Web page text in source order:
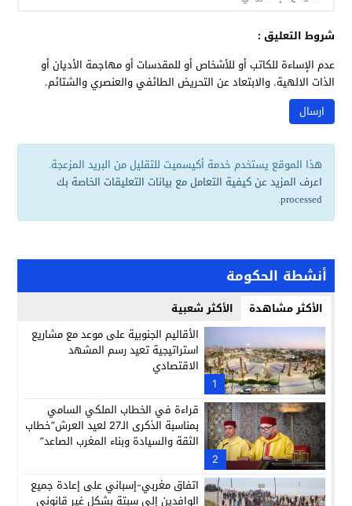
شروط التعليق :
عدم الإساءة للكاتب أو للأشخاص أو للمقدسات أو مهاجمة الأديان أو
الذات الالهية. والابتعاد عن التحريض الطائفي والعنصري والشتائم.
هذا الموقع يستخدم خدمة أكيسميت للتقليل من البريد المزعجة.
اعرف المزيد عن كيفية التعامل مع بيانات التعليقات الخاصة بك
processed
.
أنشطة الحكومة
الأكثر مشاهدة الأكثر شعبية
1
الأقاليم الجنوبية على موعد مع مشاريع
استراتيجية تعيد رسم المشهد
الاقتصادي
2
قراءة في الخطاب الملكي السامي
بمناسبة الذكرى الـ27 لعيد العرش”خطاب
الثقة والسيادة وبناء المغرب الصاعد”
اتفاق مغربي-إسباني على إعادة جميع
الوافدين إلى سبتة بشكل غير قانوني